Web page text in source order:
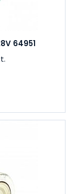
64951